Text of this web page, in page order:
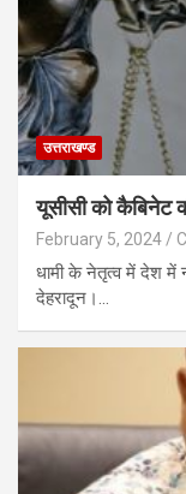
उत्तराखण्ड
यूसीसी को कैबिनेट
February 5, 2024
धामी के नेतृत्व में देश में
देहरादून।…